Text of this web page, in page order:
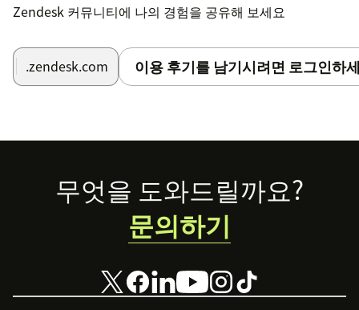
Zendesk 커뮤니티에 나의 경험을 공유해 보세요
.zendesk.com 이용 후기를 남기시려면 로그인하
Footer무엇을 도와드릴까요?
문의하기